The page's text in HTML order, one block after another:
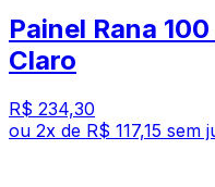
Painel Rana
Claro
R$ 234,30
ou 2x de R$ 117,15 sem